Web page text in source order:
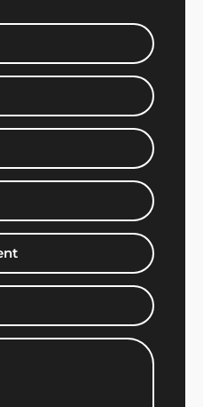
fik stablet på benene